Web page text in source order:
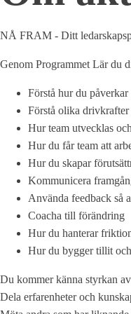
NÅ FRAM - Ditt
Genom Programmet Lär du
Förstå hur du
Förstå olika
Hur team utvecklas
Hur du får team att
Hur du skapar
Kommunicera
Använda feedback så
Coacha till förändring
Hur du hanterar
Hur du bygger tillit
Du kommer känna styrkan
Dela erfarenheter och